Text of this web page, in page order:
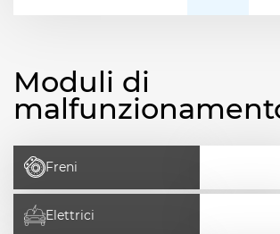
Moduli di
Freni
Elettrici